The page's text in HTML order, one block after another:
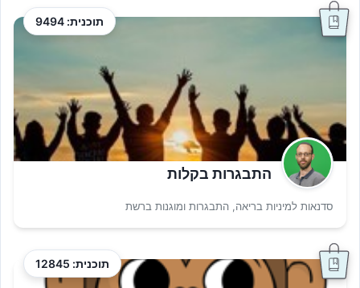
תוכנית: 9494
התבגרות בקלות
סדנאות למיניות בריאה, התבגרות ומוגנות ברשת
תוכנית: 12845